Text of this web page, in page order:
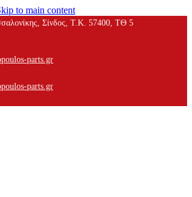
to main content
Σίνδος, Τ.Κ. 57400, ΤΘ 5
parts.gr
parts.gr